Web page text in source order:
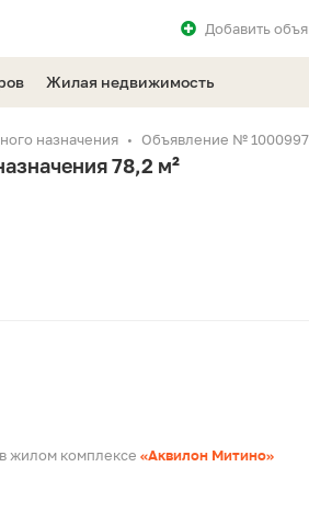
Добавить
Жилая недвижимость
назначения Объявление №
78,2 м²
жилом комплексе «Аквилон Митино»